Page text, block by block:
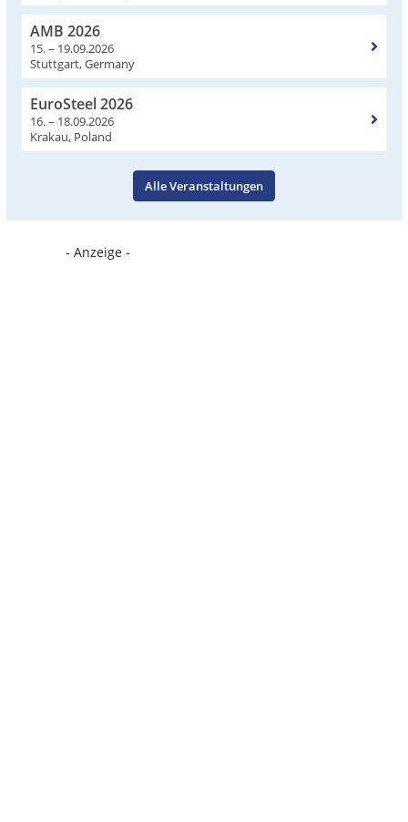
AMB 2026
15. – 19.09.2026
Stuttgart, Germany
EuroSteel 2026
16. – 18.09.2026
Krakau, Poland
Alle Veranstaltungen
- Anzeige -